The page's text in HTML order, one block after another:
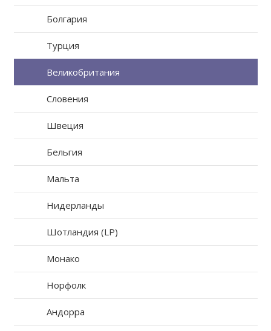
Болгария
Турция
Великобритания
Словения
Швеция
Бельгия
Мальта
Нидерланды
Шотландия (LP)
Монако
Норфолк
Андорра